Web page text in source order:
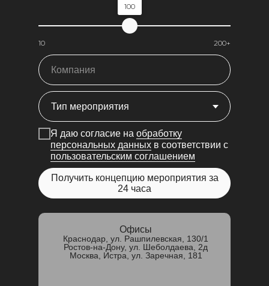
Офисы
Краснодар, ул. Рашпилевская, 130/1
Ростов-на-Дону, ул. Шеболдаева, 2д
Москва, Истра, ул. Заречная, 181
100
10 200+
Я даю согласие на обработку
персональных данных в соответствии с
пользовательским соглашением
Получить концепцию мероприятия за
24 часа